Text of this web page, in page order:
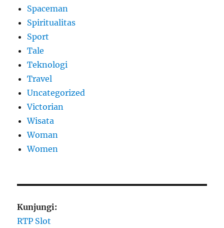
Spaceman
Spiritualitas
Sport
Tale
Teknologi
Travel
Uncategorized
Victorian
Wisata
Woman
Women
Kunjungi:
RTP Slot